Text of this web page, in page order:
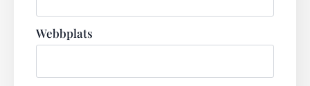
Webbplats